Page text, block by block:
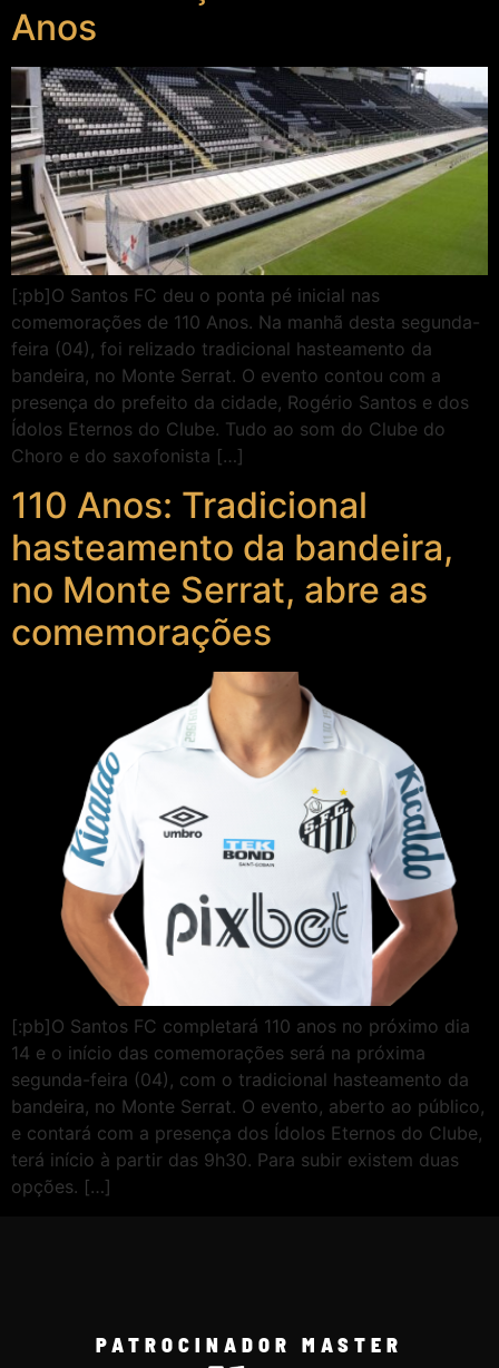
Anos
[:pb]O Santos FC deu o ponta pé inicial nas
comemorações de 110 Anos. Na manhã desta segunda-
feira (04), foi relizado tradicional hasteamento da
bandeira, no Monte Serrat. O evento contou com a
presença do prefeito da cidade, Rogério Santos e dos
Ídolos Eternos do Clube. Tudo ao som do Clube do
Choro e do saxofonista […]
110 Anos: Tradicional
hasteamento da bandeira,
no Monte Serrat, abre as
comemorações
[:pb]O Santos FC completará 110 anos no próximo dia
14 e o início das comemorações será na próxima
segunda-feira (04), com o tradicional hasteamento da
bandeira, no Monte Serrat. O evento, aberto ao público,
e contará com a presença dos Ídolos Eternos do Clube,
terá início à partir das 9h30. Para subir existem duas
opções. […]
PATROCINADOR MASTER